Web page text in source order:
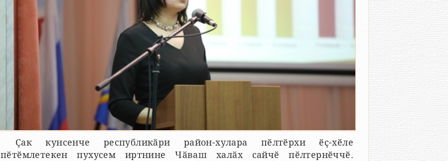
Ҫак кунсенче республикӑри район-хулара пӗлтӗрхи ӗҫ-хӗле
пӗтӗмлетекен пухусем иртнине Чӑваш халӑх сайчӗ пӗлтернӗччӗ.